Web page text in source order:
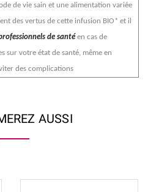
de vie sain et une alimentation variée
des vertus de cette infusion BIO* et il
de santéen cas de
sur votre état de santé, même en
des complications
AUSSI